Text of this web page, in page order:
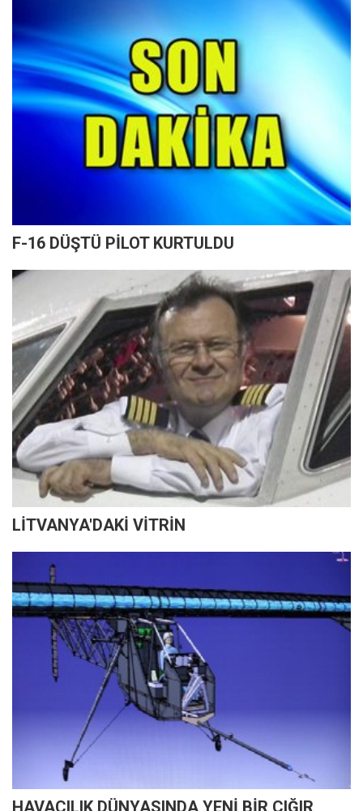
F-16 DÜŞTÜ PİLOT KURTULDU
LİTVANYA'DAKİ VİTRİN
HAVACILIK DÜNYASINDA YENİ BİR ÇIĞIR